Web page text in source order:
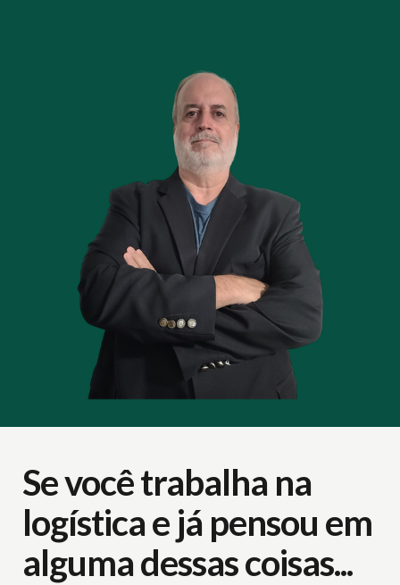
Se você trabalha na
logística e já pensou em
alguma dessas coisas...